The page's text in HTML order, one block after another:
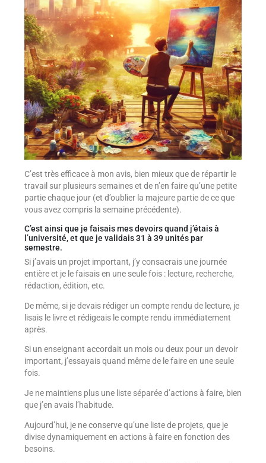
C’est très efficace à mon avis, bien mieux que de répartir le
travail sur plusieurs semaines et de n’en faire qu’une petite
partie chaque jour (et d’oublier la majeure partie de ce que
vous avez compris la semaine précédente).
C’est ainsi que je faisais mes devoirs quand j’étais à
l’université, et que je validais 31 à 39 unités par
semestre.
Si j’avais un projet important, j’y consacrais une journée
entière et je le faisais en une seule fois : lecture, recherche,
rédaction, édition, etc.
De même, si je devais rédiger un compte rendu de lecture, je
lisais le livre et rédigeais le compte rendu immédiatement
après.
Si un enseignant accordait un mois ou deux pour un devoir
important, j’essayais quand même de le faire en une seule
fois.
Je ne maintiens plus une liste séparée d’actions à faire, bien
que j’en avais l’habitude.
Aujourd’hui, je ne conserve qu’une liste de projets, que je
divise dynamiquement en actions à faire en fonction des
besoins.